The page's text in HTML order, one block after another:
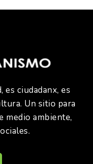
es ciudadanx, es
Un sitio para
medio ambiente,